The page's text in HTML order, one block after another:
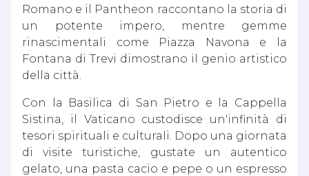
Romano e il Pantheon raccontano la storia di
un potente impero, mentre gemme
rinascimentali come Piazza Navona e la
Fontana di Trevi dimostrano il genio artistico
della città.
Con la Basilica di San Pietro e la Cappella
Sistina, il Vaticano custodisce un'infinità di
tesori spirituali e culturali. Dopo una giornata
di visite turistiche, gustate un autentico
gelato, una pasta cacio e pepe o un espresso